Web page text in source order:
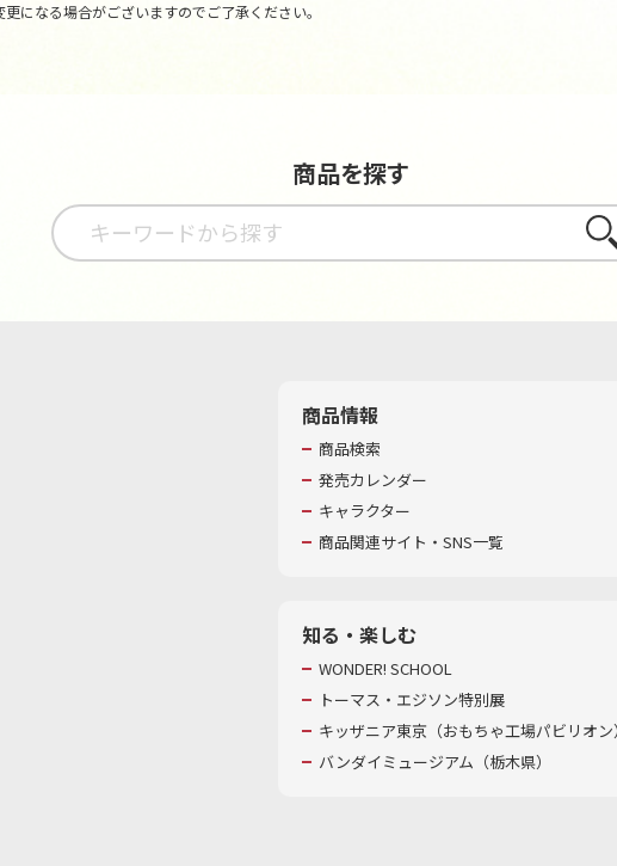
になる場合がございますのでご了承ください。
商品を探す
さが
商品情報
商品検索
発売カレンダー
キャラクター
商品関連サイト・SNS一覧
知る・楽しむ
WONDER! SCHOOL
トーマス・エジソン特別展
キッザニア東京（おもちゃ工場パビリオ
バンダイミュージアム（栃木県）